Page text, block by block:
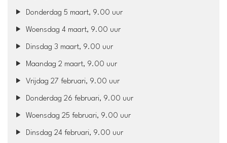
Donderdag 5 maart, 9.00 uur
Woensdag 4 maart, 9.00 uur
Dinsdag 3 maart, 9.00 uur
Maandag 2 maart, 9.00 uur
Vrijdag 27 februari, 9.00 uur
Donderdag 26 februari, 9.00 uur
Woensdag 25 februari, 9.00 uur
Dinsdag 24 februari, 9.00 uur